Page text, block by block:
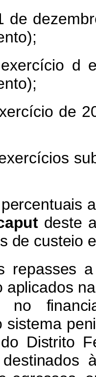
de
exercício d
de
percentuais
t deste
s de custeio
repasses
aplicados na
no
sistema
do Distrito
destinados